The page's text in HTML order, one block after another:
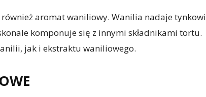
aromat waniliowy. Wanilia nadaje tynkowi
komponuje się z innymi składnikami tortu.
jak i ekstraktu waniliowego.